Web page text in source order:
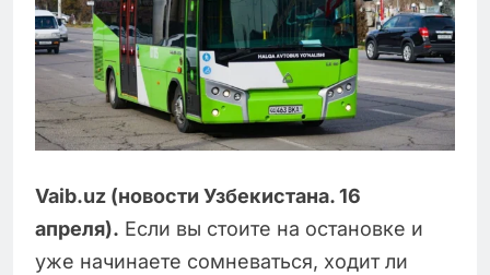
Vaib.uz (новости Узбекистана. 16
апреля). Если вы стоите на остановке и
уже начинаете сомневаться, ходит ли